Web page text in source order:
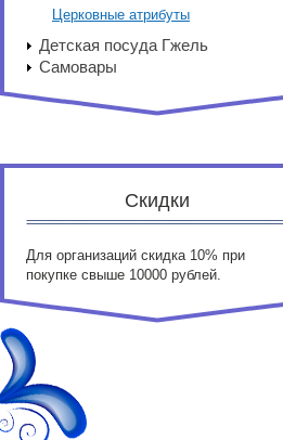
Церковные атрибуты
Детская посуда Гжель
Самовары
Скидки
Для организаций скидка 10% при
покупке свыше 10000 рублей.